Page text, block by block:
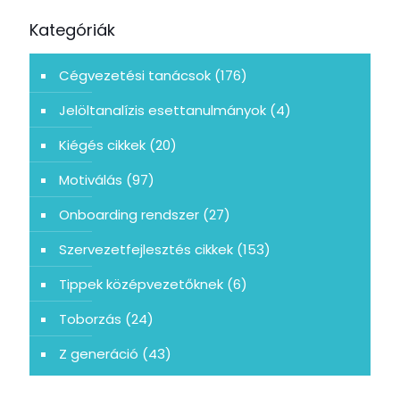
Kategóriák
Cégvezetési tanácsok (176)
Jelöltanalízis esettanulmányok (4)
Kiégés cikkek (20)
Motiválás (97)
Onboarding rendszer (27)
Szervezetfejlesztés cikkek (153)
Tippek középvezetőknek (6)
Toborzás (24)
Z generáció (43)